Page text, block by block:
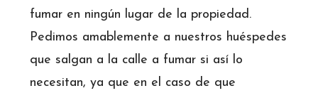
fumar en ningún lugar de la propiedad.
Pedimos amablemente a nuestros huéspedes
que salgan a la calle a fumar si así lo
necesitan, ya que en el caso de que